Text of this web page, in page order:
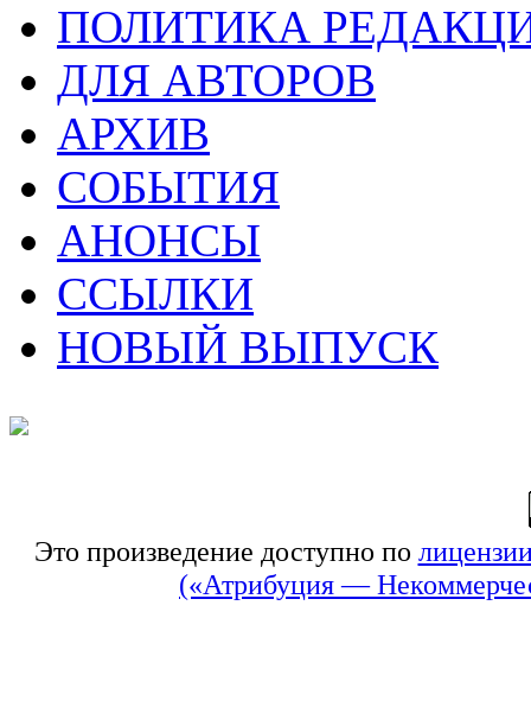
ПОЛИТИКА
ДЛЯ АВТОРОВ
АРХИВ
СОБЫТИЯ
АНОНСЫ
ССЫЛКИ
НОВЫЙ ВЫПУСК
Это произведение доступно по
(«Атрибуция —